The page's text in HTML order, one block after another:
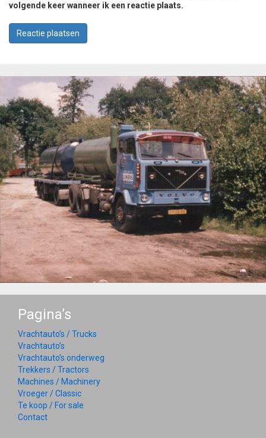
volgende keer wanneer ik een reactie plaats.
Pagina’s
Vrachtauto’s / Trucks
Vrachtauto’s
Vrachtauto’s onderweg
Trekkers / Tractors
Machines / Machinery
Vroeger / Classic
Te koop / For sale
Contact